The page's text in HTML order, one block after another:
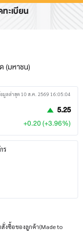
ะเบียน
(มหาชน)
มูลล่าสุด 10 ส.ค. 2569 16:05:04
5.25
+0.20 (+3.96%)
ร
งซื้อของลูกค้า(Made to